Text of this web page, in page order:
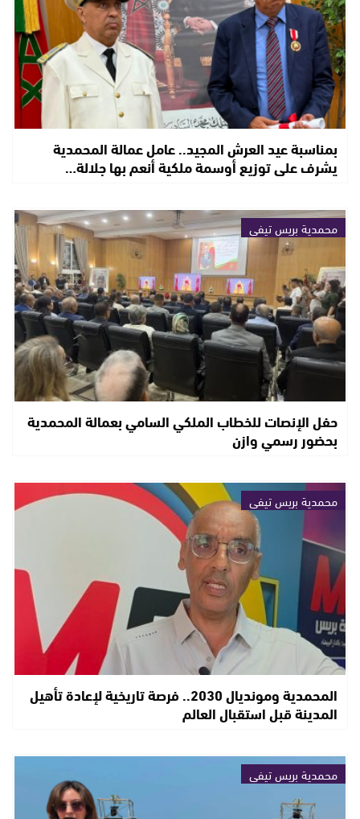
بمناسبة عيد العرش المجيد.. عامل عمالة المحمدية
يشرف على توزيع أوسمة ملكية أنعم بها جلالة…
محمدية بريس تيفي
حفل الإنصات للخطاب الملكي السامي بعمالة المحمدية
بحضور رسمي وازن
محمدية بريس تيفي
المحمدية ومونديال 2030.. فرصة تاريخية لإعادة تأهيل
المدينة قبل استقبال العالم
محمدية بريس تيفي